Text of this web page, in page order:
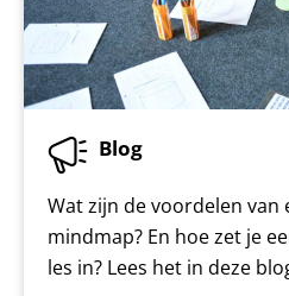
Blog
Wat zijn de voordelen van
mindmap? En hoe zet je
les in? Lees het in deze